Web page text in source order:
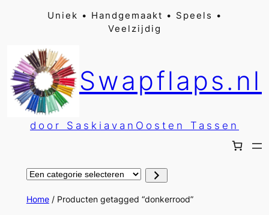
inhoud
Uniek • Handgemaakt • Speels •
Veelzijdig
Swapflaps.nl
door SaskiavanOosten Tassen
Een
categorie
Home/ Producten getagged “donkerrood”